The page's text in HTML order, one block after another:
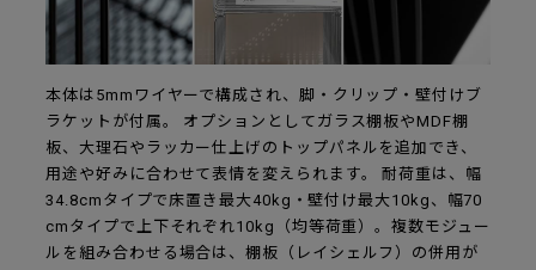
本体は5mmワイヤーで構成され、脚・クリップ・壁付けブ
ラケットが付属。 オプションとしてガラス棚板やMDF棚
板、大理石やラッカー仕上げのトップパネルを追加でき、
用途や好みに合わせて表情を変えられます。 耐荷重は、幅
34.8cmタイプで床置き最大40kg・壁付け最大10kg、幅70
cmタイプで上下それぞれ10kg（均等荷重）。複数モジュー
ルを組み合わせる場合は、棚板（レイシェルフ）の併用が